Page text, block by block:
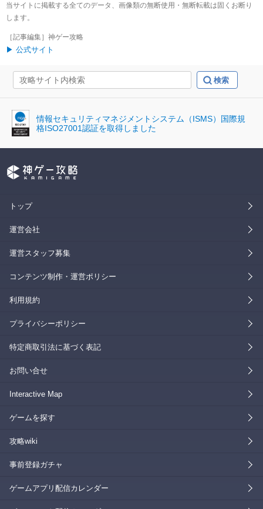
当サイトに掲載する全てのデータ、画像類の無断使用・無断転載は固くお断り
します。
［記事編集］神ゲー攻略
▶ 公式サイト
情報セキュリティマネジメントシステム（ISMS）国際規
格ISO27001認証を取得しました
トップ
運営会社
運営スタッフ募集
コンテンツ制作・運営ポリシー
利用規約
プライバシーポリシー
特定商取引法に基づく表記
お問い合せ
Interactive Map
ゲームを探す
攻略wiki
事前登録ガチャ
ゲームアプリ配信カレンダー